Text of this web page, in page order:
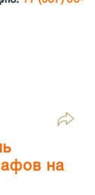
на